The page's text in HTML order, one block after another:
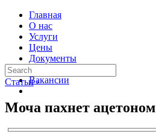
Главная
О нас
Услуги
Цены
Документы
Контакты
Вакансии
Статьи ›
Моча пахнет ацетоном